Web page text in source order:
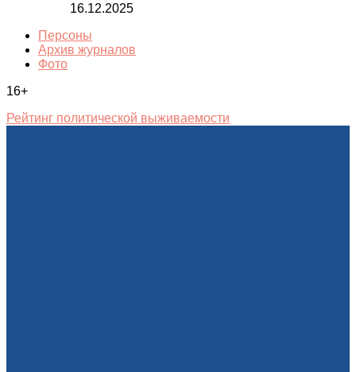
16.12.2025
Персоны
Архив журналов
Фото
16+
Рейтинг политической выживаемости